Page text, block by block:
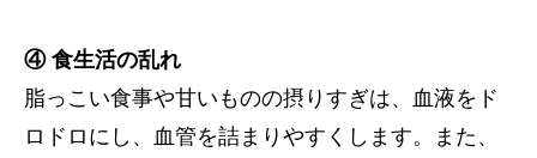
④ 食生活の乱れ
脂っこい食事や甘いものの摂りすぎは、血液をド
ロドロにし、血管を詰まりやすくします。また、